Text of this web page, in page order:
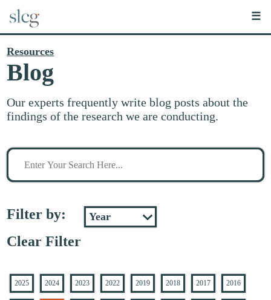
☰
Resources
Blog
Our experts frequently write blog posts about the
findings of the research we are conducting.
Search
stuff
Filter by:
Clear Filter
2025 2024 2023 2022 2019 2018 2017 2016